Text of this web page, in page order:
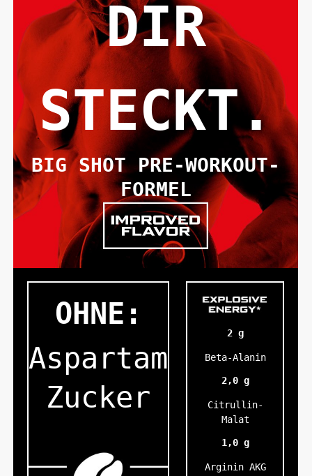
DIR
STECKT.
BIG SHOT PRE-WORKOUT-
FORMEL
OHNE:
Aspartam
Zucker
2 g
Beta-Alanin
2,0 g
Citrullin-
Malat
1,0 g
Arginin AKG